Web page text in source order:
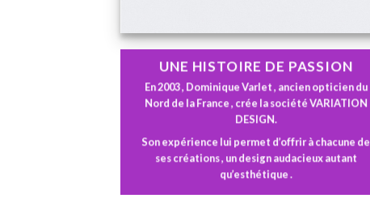
UNE HISTOIRE DE PASSION
En 2003 , Dominique Varlet , ancien opticien du
Nord de la France , crée la société VARIATION
DESIGN.
Son expérience lui permet d’offrir à chacune de
ses créations , un design audacieux autant
qu’esthétique .